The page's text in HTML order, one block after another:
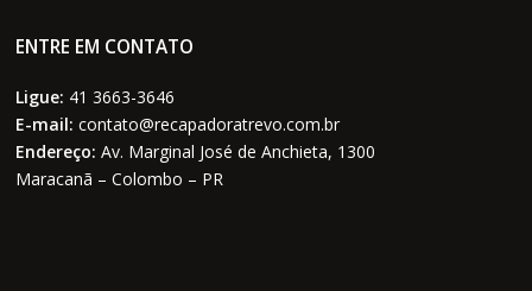
ENTRE EM CONTATO
Ligue: 41 3663-3646
E-mail: contato@recapadoratrevo.com.br
Endereço: Av. Marginal José de Anchieta, 1300
Maracanã – Colombo – PR